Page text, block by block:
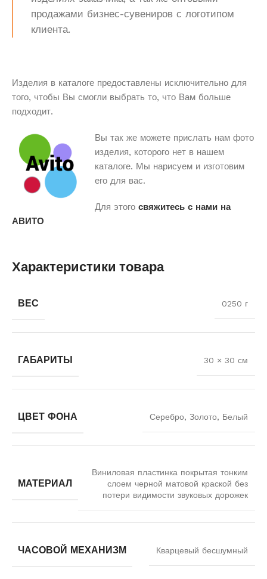
продажами бизнес-сувениров с логотипом
клиента.
Изделия в каталоге предоставлены исключительно для
того, чтобы Вы смогли выбрать то, что Вам больше
подходит.
Вы так же можете прислать нам фото
изделия, которого нет в нашем
каталоге. Мы нарисуем и изготовим
его для вас.
Для этого свяжитесь с нами на
АВИТО
Характеристики товара
ВЕС 0250 г
ГАБАРИТЫ 30 × 30 см
ЦВЕТ ФОНА Серебро, Золото, Белый
МАТЕРИАЛ
Виниловая пластинка покрытая тонким
слоем черной матовой краской без
потери видимости звуковых дорожек
ЧАСОВОЙ МЕХАНИЗМ Кварцевый бесшумный